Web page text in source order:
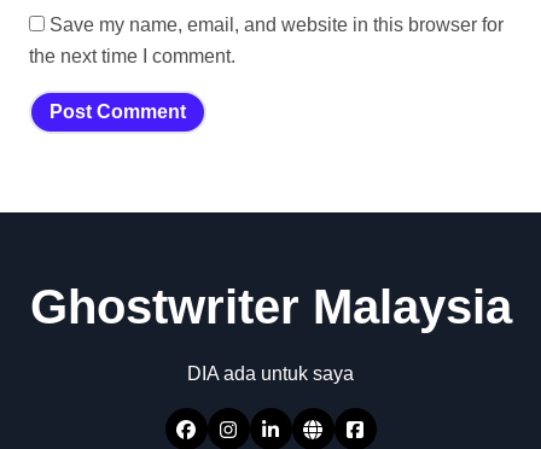
Save my name, email, and website in this browser for
the next time I comment.
Ghostwriter Malaysia
DIA ada untuk saya